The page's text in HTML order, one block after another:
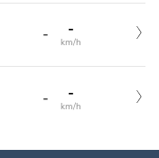
- -
km/h
- -
km/h